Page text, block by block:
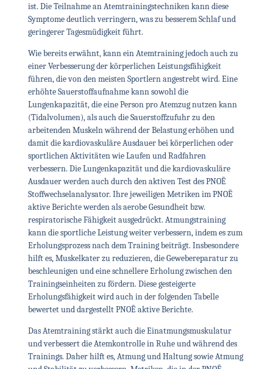
ist. Die Teilnahme an Atemtrainingstechniken kann diese
Symptome deutlich verringern, was zu besserem Schlaf und
geringerer Tagesmüdigkeit führt.
Wie bereits erwähnt, kann ein Atemtraining jedoch auch zu
einer Verbesserung der körperlichen Leistungsfähigkeit
führen, die von den meisten Sportlern angestrebt wird. Eine
erhöhte Sauerstoffaufnahme kann sowohl die
Lungenkapazität, die eine Person pro Atemzug nutzen kann
(Tidalvolumen), als auch die Sauerstoffzufuhr zu den
arbeitenden Muskeln während der Belastung erhöhen und
damit die kardiovaskuläre Ausdauer bei körperlichen oder
sportlichen Aktivitäten wie Laufen und Radfahren
verbessern. Die Lungenkapazität und die kardiovaskuläre
Ausdauer werden auch durch den aktiven Test desPNOĒ
Stoffwechselanalysator. Ihre jeweiligen Metriken imPNOĒ
aktive Berichte werden als aerobe Gesundheit bzw.
respiratorische Fähigkeit ausgedrückt. Atmungstraining
kann die sportliche Leistung weiter verbessern, indem es zum
Erholungsprozess nach dem Training beiträgt. Insbesondere
hilft es, Muskelkater zu reduzieren, die Gewebereparatur zu
beschleunigen und eine schnellere Erholung zwischen den
Trainingseinheiten zu fördern. Diese gesteigerte
Erholungsfähigkeit wird auch in der folgenden Tabelle
bewertet und dargestelltPNOĒaktive Berichte.
Das Atemtraining stärkt auch die Einatmungsmuskulatur
und verbessert die Atemkontrolle in Ruhe und während des
Trainings. Daher hilft es, Atmung und Haltung sowie Atmung